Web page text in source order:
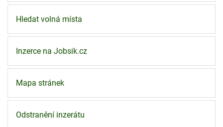
Hledat volná místa
Inzerce na Jobsik.cz
Mapa stránek
Odstranění inzerátu